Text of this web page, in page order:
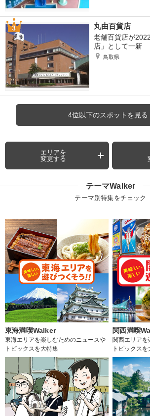
丸由百貨店
老舗百貨店が
店」として一新
鳥取県
4位以下のスポットを見る
エリアを
変更する
テーマWalker
テーマ別特集をチェック
東海満喫Walker
東海エリアを楽しむためのニュースや
トピックスを大特集
関西満喫
関西エリア
トピックスを